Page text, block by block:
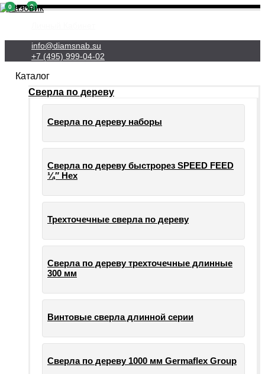
info@diamsnab.su
+7 (495) 999-04-02
0
Каталог
Сверла по дереву
Сверла по дереву наборы
Сверла по дереву быстрорез SPEED FEED
¼″ Hex
Трехточечные сверла по дереву
Сверла по дереву трехточечные длинные
300 мм
Винтовые сверла длинной серии
Сверла по дереву 1000 мм Germaflex Group
0